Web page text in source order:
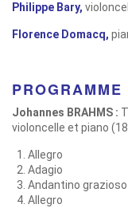
Philippe Bary,
Florence Domacq,
PROGRAMME
Johannes BRAHMS :
violoncelle et piano
Allegro
Adagio
Andantino grazioso
Allegro